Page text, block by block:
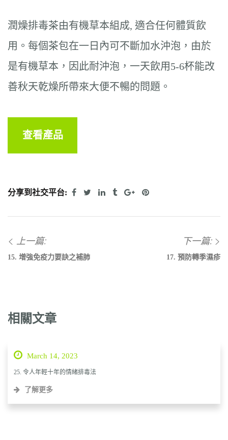
潤燥排毒茶由有機草本組成, 適合任何體質飲
用。每個茶包在一日內可不斷加水沖泡，由於
是有機草本，因此耐沖泡，一天飲用5-6杯能改
善秋天乾燥所帶來大便不暢的問題。
查看產品
分享到社交平台:
上一篇:
15. 增強免疫力要訣之補肺
下一篇:
17. 預防轉季濕疹
相關文章
March 14, 2023
25. 令人年輕十年的情緒排毒法
了解更多